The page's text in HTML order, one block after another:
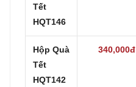
Tết
HQT146
Hộp Quà
Tết
HQT142
340,000đ